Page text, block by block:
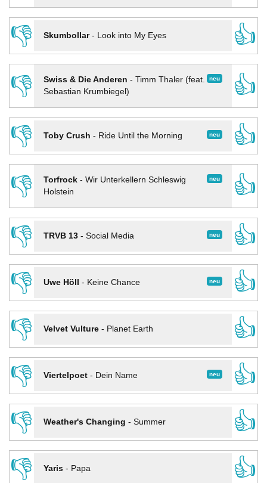
👎
Skumbollar- Look into My Eyes
👍
👎
neu
Swiss & Die Anderen - Timm Thaler (feat.
Sebastian Krumbiegel)
👍
👎
neu
Toby Crush - Ride Until the Morning
👍
👎
neu
Torfrock- Wir Unterkellern Schleswig
Holstein
👍
👎
neu
TRVB 13- Social Media
👍
👎
neu
Uwe Höll - Keine Chance
👍
👎
Velvet Vulture- Planet Earth
👍
👎
neu
Viertelpoet- Dein Name
👍
👎
Weather's Changing - Summer
👍
👎
Yaris- Papa 👍